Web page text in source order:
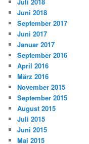
Juni 2018
September 2017
Juni 2017
Januar 2017
September 2016
April 2016
März 2016
November 2015
September 2015
August 2015
Juli 2015
Juni 2015
Mai 2015